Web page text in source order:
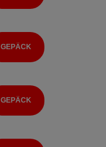
GEPÄCK
GEPÄCK